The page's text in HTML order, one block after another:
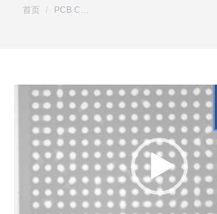
您在这里：
首页 PCB C…